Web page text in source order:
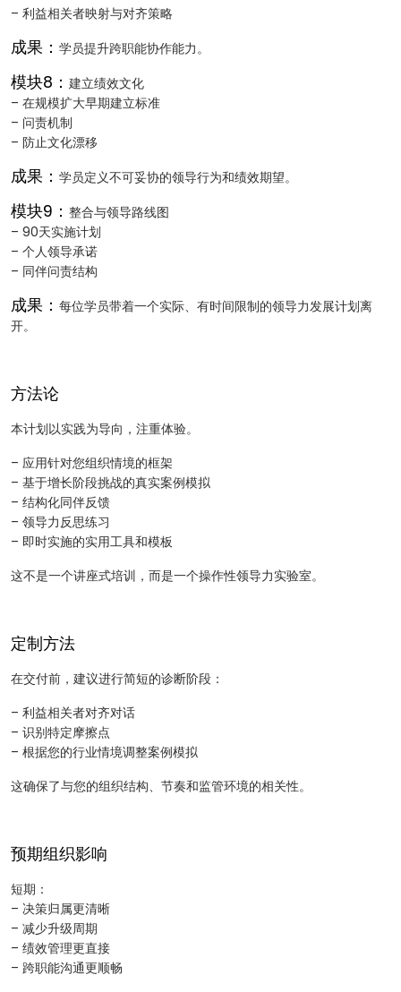
– 利益相关者映射与对齐策略
成果： 学员提升跨职能协作能力。
模块8： 建立绩效文化
– 在规模扩大早期建立标准
– 问责机制
– 防止文化漂移
成果： 学员定义不可妥协的领导行为和绩效期望。
模块9： 整合与领导路线图
– 90天实施计划
– 个人领导承诺
– 同伴问责结构
成果： 每位学员带着一个实际、有时间限制的领导力发展计划离
开。
方法论
本计划以实践为导向，注重体验。
– 应用针对您组织情境的框架
– 基于增长阶段挑战的真实案例模拟
– 结构化同伴反馈
– 领导力反思练习
– 即时实施的实用工具和模板
这不是一个讲座式培训，而是一个操作性领导力实验室。
定制方法
在交付前，建议进行简短的诊断阶段：
– 利益相关者对齐对话
– 识别特定摩擦点
– 根据您的行业情境调整案例模拟
这确保了与您的组织结构、节奏和监管环境的相关性。
预期组织影响
短期：
– 决策归属更清晰
– 减少升级周期
– 绩效管理更直接
– 跨职能沟通更顺畅